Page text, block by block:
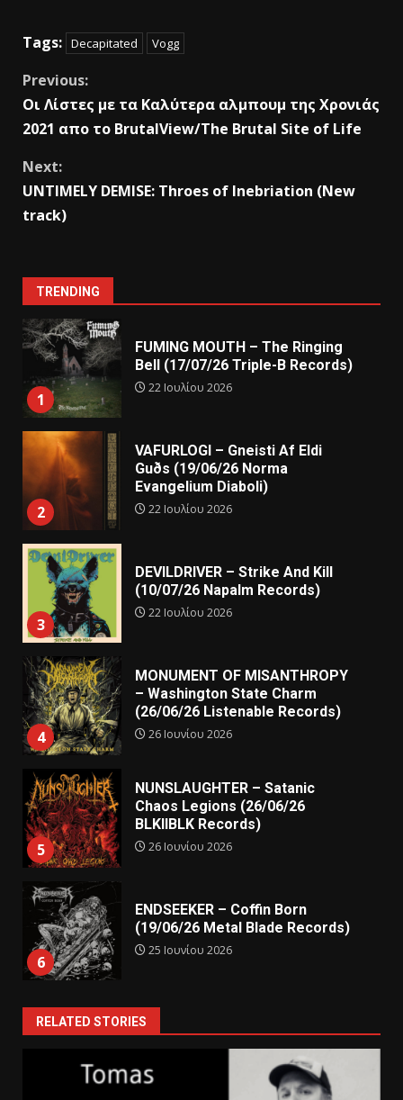
Tags: Decapitated Vogg
Previous:
Οι Λίστες με τα Καλύτερα αλμπουμ της Χρονιάς
2021 απο το BrutalView/The Brutal Site of Life
Next:
UNTIMELY DEMISE: Throes of Inebriation (New
track)
TRENDING
1
FUMING MOUTH – The Ringing
Bell (17/07/26 Triple-B Records)
22 Ιουλίου 2026
2
VAFURLOGI – Gneisti Af Eldi
Guðs (19/06/26 Norma
Evangelium Diaboli)
22 Ιουλίου 2026
3
DEVILDRIVER – Strike And Kill
(10/07/26 Napalm Records)
22 Ιουλίου 2026
4
MONUMENT OF MISANTHROPY
– Washington State Charm
(26/06/26 Listenable Records)
26 Ιουνίου 2026
5
NUNSLAUGHTER – Satanic
Chaos Legions (26/06/26
BLKIIBLK Records)
26 Ιουνίου 2026
6
ENDSEEKER – Coffin Born
(19/06/26 Metal Blade Records)
25 Ιουνίου 2026
RELATED STORIES